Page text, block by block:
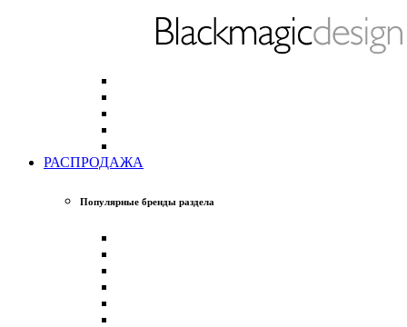
РАСПРОДАЖА
Популярные бренды раздела